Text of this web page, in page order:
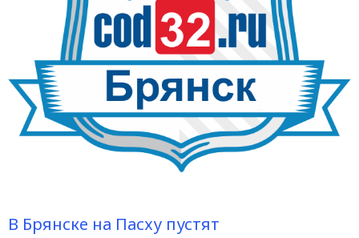
В Брянске на Пасху пустят